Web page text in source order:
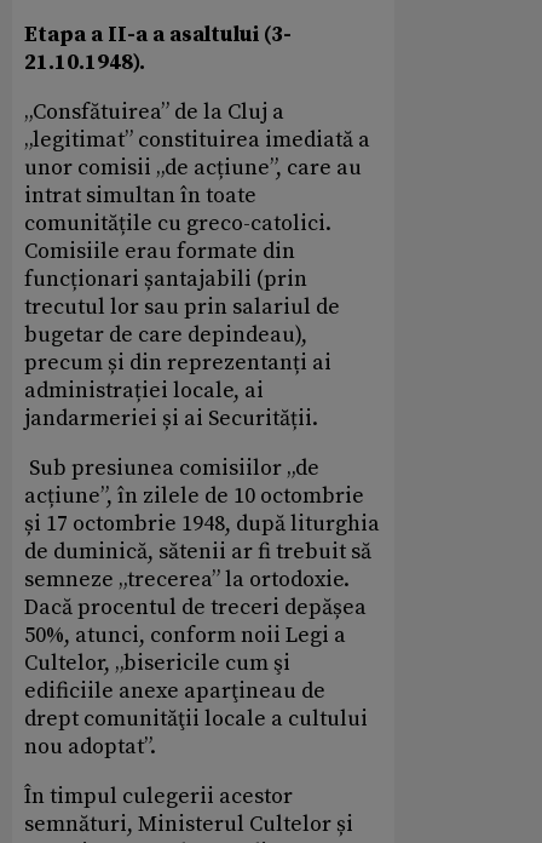
Etapa a II-a a asaltului (3-
21.10.1948).
„Consfătuirea” de la Cluj a
„legitimat” constituirea imediată a
unor comisii „de acțiune”, care au
intrat simultan în toate
comunitățile cu greco-catolici.
Comisiile erau formate din
funcționari șantajabili (prin
trecutul lor sau prin salariul de
bugetar de care depindeau),
precum și din reprezentanți ai
administrației locale, ai
jandarmeriei și ai Securității.
Sub presiunea comisiilor „de
acțiune”, în zilele de 10 octombrie
și 17 octombrie 1948, după liturghia
de duminică, sătenii ar fi trebuit să
semneze „trecerea” la ortodoxie.
Dacă procentul de treceri depășea
50%, atunci, conform noii Legi a
Cultelor, „bisericile cum şi
edificiile anexe aparţineau de
drept comunităţii locale a cultului
nou adoptat”.
În timpul culegerii acestor
semnături, Ministerul Cultelor și